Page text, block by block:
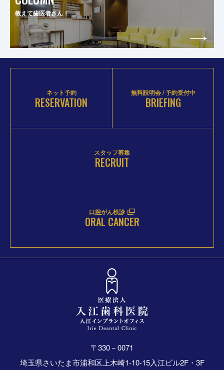
教えて歯医者さん！
ネット予約
RESERVATION
無料説明会 / 予約受付中
BRIEFING
スタッフ募集
RECRUIT
口腔がん検診
ORAL CANCER
〒330－0071
埼玉県さいたま市浦和区上木崎1-10-15入江ビル2F・3F